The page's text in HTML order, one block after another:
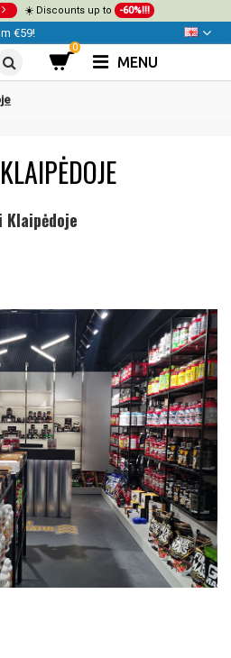
☀️ Discounts up to -60%!!!
€59!
0
MENU